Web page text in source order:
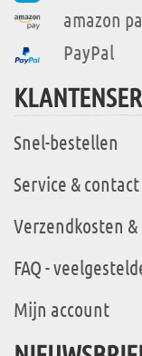
amazon
PayPal
Snel-bestellen
Service & contact
Verzendkosten
FAQ -
Mijn account